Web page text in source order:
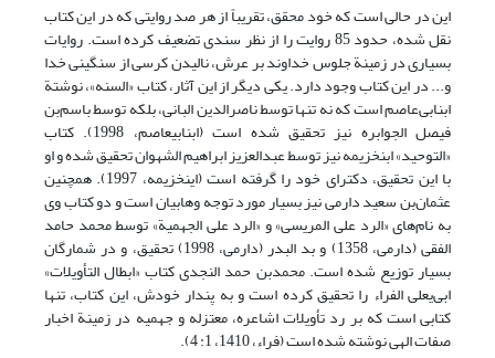
این در حالی است که خود محقق، تقریباً از هر صد روایتی که در این کتاب
نقل شده، حدود 85 روایت را از نظر سندی تضعیف کرده است. روایات
بسیاری در زمینة جلوس خداوند بر عرش، نالیدن کرسی از سنگینی خدا
و... در این کتاب وجود دارد. یکی دیگر از این آثار، کتاب «السنه»، نوشتة
ابن‏ابی‌عاصم است که نه ‌تنها توسط ناصرالدین البانی، بلکه توسط باسم‌بن
فیصل الجوابره نیز تحقیق شده است (ابن‏ابی‏عاصم، 1998). کتاب
«التوحید» ابن‏خزیمه نیز توسط عبدالعزیز ابراهیم الشهوان تحقیق شده و او
با این تحقیق، دکترای خود را گرفته است (این‏خزیمه، 1997). همچنین
عثمان‌بن سعید دارمی نیز بسیار مورد توجه وهابیان است و دو کتاب وی
به نام‌های «الرد علی المریسی» و «الرد علی الجهمیة» توسط محمد حامد
الفقی (دارمی، 1358) و بد البدر (دارمی، 1998) تحقیق، و در شمارگان
بسیار توزیع شده است. محمدبن حمد النجدی کتاب «ابطال التأویلات»
ابی‌یعلی الفراء را تحقیق کرده است و به‌ پندار خودش، این کتاب، تنها
کتابی است که بر رد تأویلات اشاعره، معتزله و جهمیه در زمینة اخبار
صفات الهی نوشته شده است (فراء، 1410، 1: 4).